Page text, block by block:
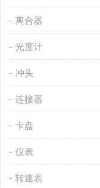
离合器
光度计
冲头
连接器
卡盘
仪表
转速表